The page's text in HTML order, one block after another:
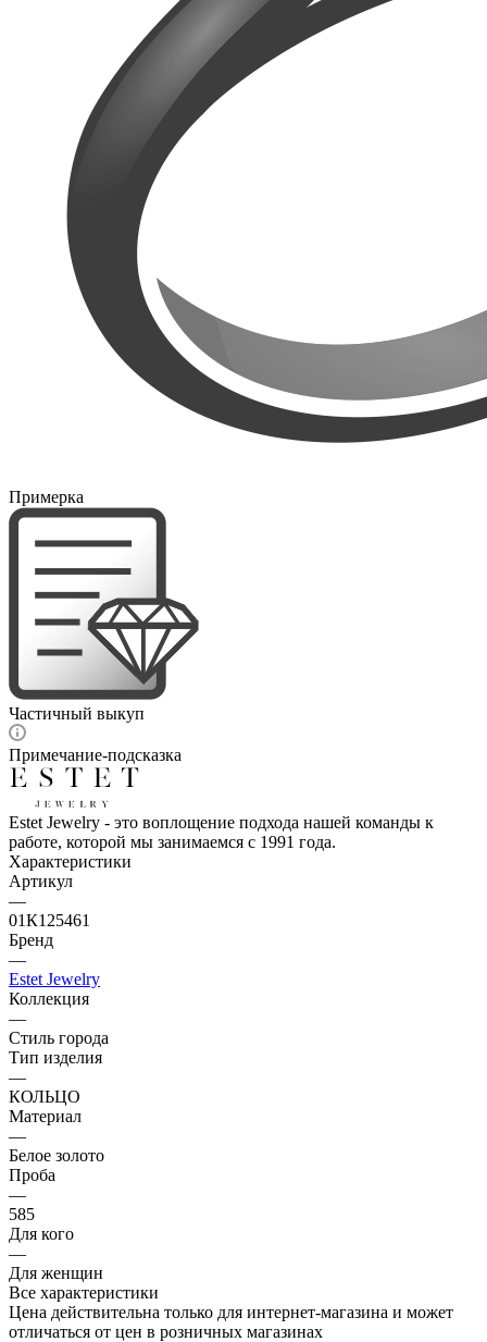
Примерка
Частичный выкуп
Примечание-подсказка
Estet Jewelry - это воплощение подхода нашей команды к
работе, которой мы занимаемся с 1991 года.
Характеристики
Артикул
—
01К125461
Бренд
—
Estet Jewelry
Коллекция
—
Стиль города
Тип изделия
—
КОЛЬЦО
Материал
—
Белое золото
Проба
—
585
Для кого
—
Для женщин
Все характеристики
Цена действительна только для интернет-магазина и может
отличаться от цен в розничных магазинах